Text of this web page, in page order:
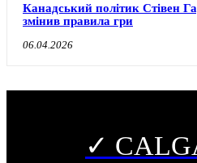
Канадський політик Стівен
змінив правила гри
06.04.2026
✓